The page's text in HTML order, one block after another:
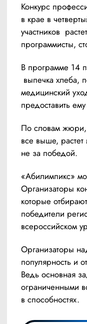
Конкурс
в крае в
участников
программисты,
В программе 14
выпечка хлеба,
медицинский
предоставить
По словам жюри,
все выше,
не за победой.
«Абилимпикс»
Организаторы
которые
победители
всероссийском
Организаторы
популярность и
Ведь основная
ограниченными
в способностях.